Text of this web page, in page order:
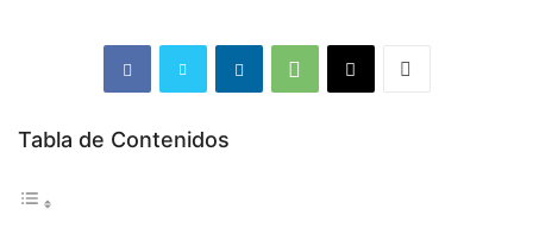
Tabla de Contenidos